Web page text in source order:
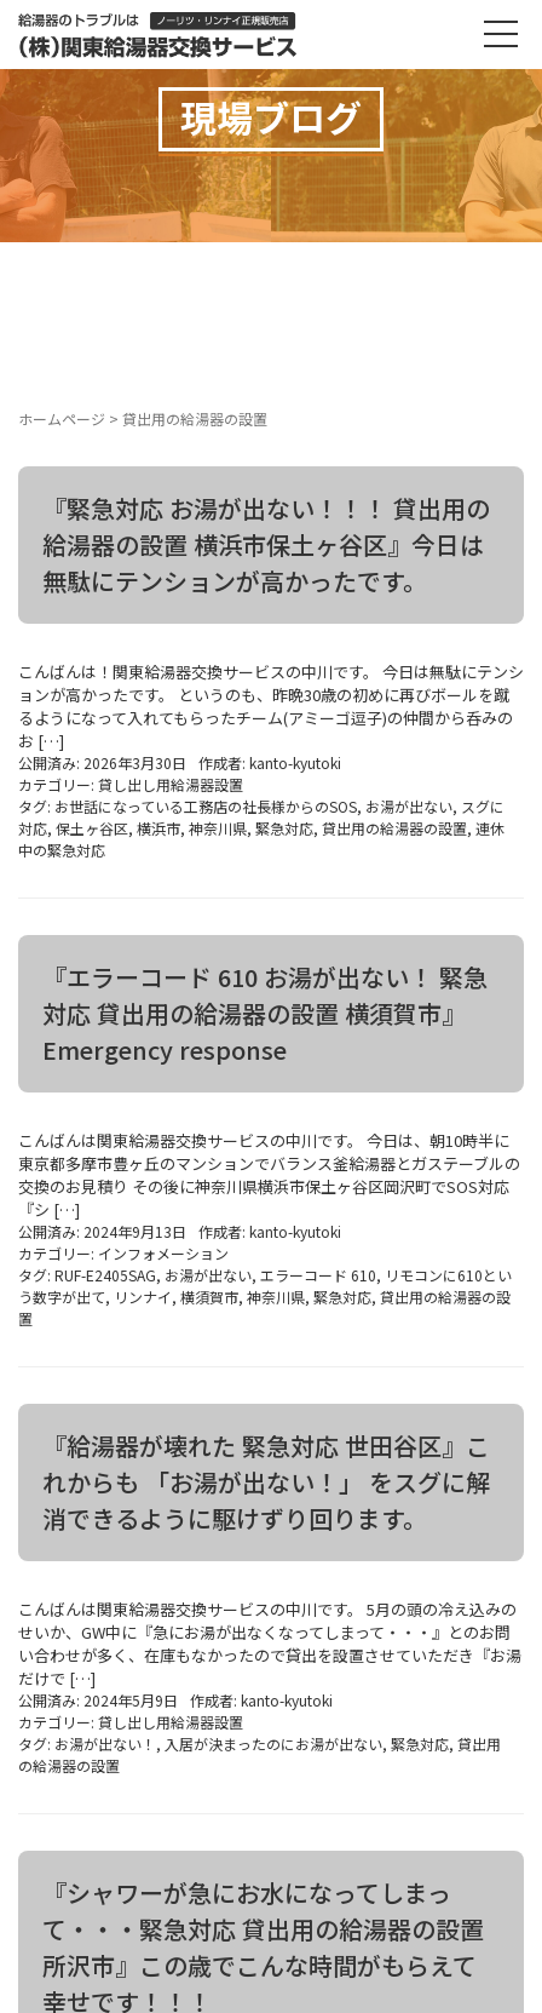
現場ブログ
ホームページ > 貸出用の給湯器の設置
『緊急対応 お湯が出ない！！！ 貸出用の
給湯器の設置 横浜市保土ヶ谷区』今日は
無駄にテンションが高かったです。
こんばんは！関東給湯器交換サービスの中川です。 今日は無駄にテンシ
ョンが高かったです。 というのも、昨晩30歳の初めに再びボールを蹴
るようになって入れてもらったチーム(アミーゴ逗子)の仲間から呑みの
お […]
公開済み: 2026年3月30日 作成者: kanto-kyutoki
カテゴリー: 貸し出し用給湯器設置
タグ: お世話になっている工務店の社長様からのSOS, お湯が出ない, スグに
対応, 保土ヶ谷区, 横浜市, 神奈川県, 緊急対応, 貸出用の給湯器の設置, 連休
中の緊急対応
『エラーコード 610 お湯が出ない！ 緊急
対応 貸出用の給湯器の設置 横須賀市』
Emergency response
こんばんは関東給湯器交換サービスの中川です。 今日は、朝10時半に
東京都多摩市豊ヶ丘のマンションでバランス釜給湯器とガステーブルの
交換のお見積り その後に神奈川県横浜市保土ヶ谷区岡沢町でSOS対応
『シ […]
公開済み: 2024年9月13日 作成者: kanto-kyutoki
カテゴリー: インフォメーション
タグ: RUF-E2405SAG, お湯が出ない, エラーコード 610, リモコンに610とい
う数字が出て, リンナイ, 横須賀市, 神奈川県, 緊急対応, 貸出用の給湯器の設
置
『給湯器が壊れた 緊急対応 世田谷区』こ
れからも 「お湯が出ない！」 をスグに解
消できるように駆けずり回ります。
こんばんは関東給湯器交換サービスの中川です。 5月の頭の冷え込みの
せいか、GW中に『急にお湯が出なくなってしまって・・・』とのお問
い合わせが多く、在庫もなかったので貸出を設置させていただき『お湯
だけで […]
公開済み: 2024年5月9日 作成者: kanto-kyutoki
カテゴリー: 貸し出し用給湯器設置
タグ: お湯が出ない！ , 入居が決まったのにお湯が出ない, 緊急対応, 貸出用
の給湯器の設置
『シャワーが急にお水になってしまっ
て・・・緊急対応 貸出用の給湯器の設置
所沢市』この歳でこんな時間がもらえて
幸せです！！！